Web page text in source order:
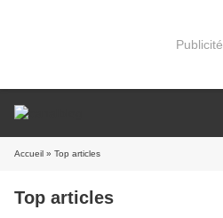
Publicité
Accueil » Top articles
Top articles